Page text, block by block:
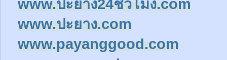
www.ปะยาง24ชั่วโมง.com
www.ปะยาง.com
www.payanggood.com